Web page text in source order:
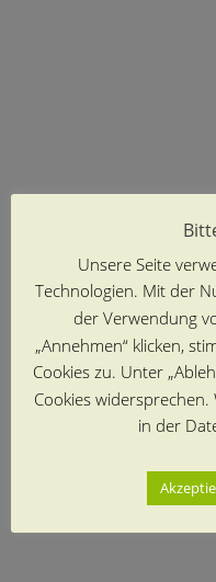
Unsere Seite
Technologien. Mit der
der Verwendung
„Annehmen“ klicken,
Cookies zu. Unter
Cookies
in der